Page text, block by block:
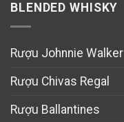
BLENDED WHISKY
Rượu Johnnie Walker
Rượu Chivas Regal
Rượu Ballantines